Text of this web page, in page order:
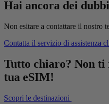
Hai ancora dei
Non esitare a contattare il nostro
Contatta il servizio di assistenza
Tutto chiaro? Non ti
tua eSIM!
Scopri le destinazioni